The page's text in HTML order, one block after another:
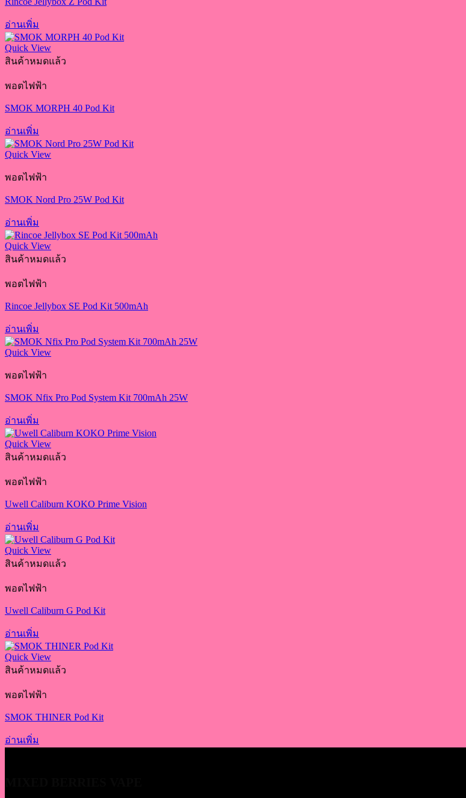
อ่านเพิ่ม
Quick View
สินค้าหมดแล้ว
พอตไฟฟ้า
SMOK MORPH 40 Pod Kit
อ่านเพิ่ม
Quick View
พอตไฟฟ้า
SMOK Nord Pro 25W Pod Kit
อ่านเพิ่ม
Quick View
สินค้าหมดแล้ว
พอตไฟฟ้า
Rincoe Jellybox SE Pod Kit 500mAh
อ่านเพิ่ม
Quick View
พอตไฟฟ้า
SMOK Nfix Pro Pod System Kit 700mAh 25W
อ่านเพิ่ม
Quick View
สินค้าหมดแล้ว
พอตไฟฟ้า
Uwell Caliburn KOKO Prime Vision
อ่านเพิ่ม
Quick View
สินค้าหมดแล้ว
พอตไฟฟ้า
Uwell Caliburn G Pod Kit
อ่านเพิ่ม
Quick View
สินค้าหมดแล้ว
พอตไฟฟ้า
SMOK THINER Pod Kit
อ่านเพิ่ม